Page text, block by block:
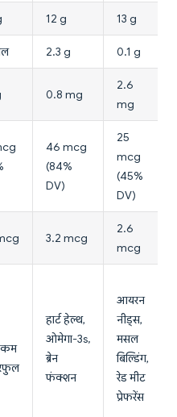
12 g 13 g
2.3 g 0.1 g
0.8 mg
2.6
mg
46 mcg
(84%
DV)
25
mcg
(45%
DV)
3.2 mcg
2.6
mcg
कम
हार्ट हेल्थ,
ओमेगा-3s,
ब्रेन
फंक्शन
आयरन
नीड्स,
मसल
बिल्डिंग,
रेड मीट
प्रेफरेंस